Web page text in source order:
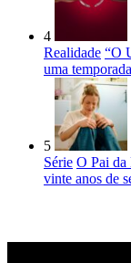
4
Realidade “O
uma
5
Série O Pai
vinte anos de